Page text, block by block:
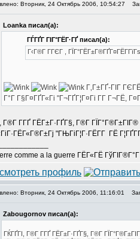
Вторник, 24 Октябрь 2006, 10:54:27
Loanka писал(а):
ГЃГҐГ ГІГ°ГЁГ·ГҐ писал(а):
Г‹Г®Г Г­ГЄГ ,
Г‚Г±ГҐ-ГІГ
Г°Г Г§Г¤ГҐГ«Гі "Г¬ГҐГ¦Г¤Гі Г­Г Г¬ГЁ,
Г®Г­ Г­ГҐ ГЁГ±Г·ГҐГ§, Г®Г­
"ГЊГіГ¦Г·ГЁГ­Г ГЁ
comme a la guerre ГЁГ«ГЁ
Вторник, 24 Октябрь 2006, 11:16:01
Zabougornov писал(а):
ГЌГҐГІ, Г®Г­ Г­ГҐ ГЁГ±Г·ГҐГ§, Г®Г­